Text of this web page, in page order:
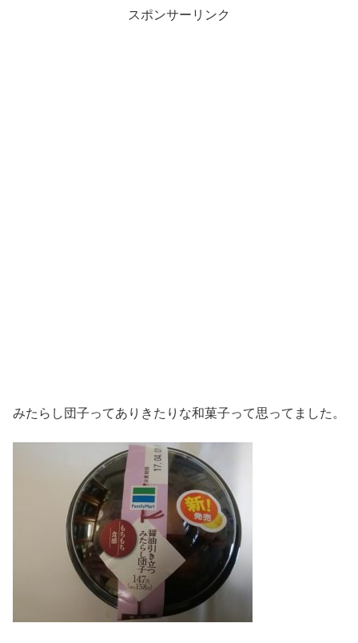
スポンサーリンク
みたらし団子ってありきたりな和菓子って思ってました。